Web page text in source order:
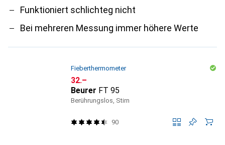
Funktioniert schlichteg nicht
Bei mehreren Messung immer höhere Werte
Fieberthermometer
CHF
32.–
Beurer FT 95
Berührungslos, Stirn
90